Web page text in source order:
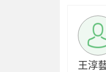
王淳